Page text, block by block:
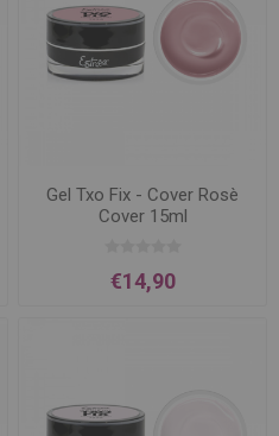
Gel Txo Fix - Cover Rosè
Cover 15ml
€14,90